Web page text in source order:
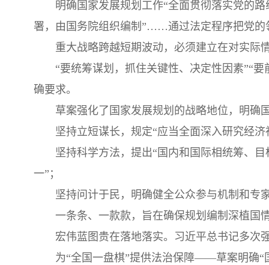
明确国家发展规划工作“全面贯彻落实党的
署，由国务院组织编制”……通过法定程序把党的
重大战略跨越短期波动，必须建立在对实际
“要统筹谋划，抓住关键性、决定性因素”“
确要求。
草案强化了国家发展规划的战略地位，明确
坚持立短谋长，规定“应当全面深入研究经
坚持科学方法，提出“国内和国际相统筹、
一”；
坚持问计于民，明确健全公众参与机制和
一条条、一款款，旨在确保规划编制深植国
宏伟蓝图贵在落地落实。习近平总书记多次
为“全国一盘棋”提供法治保障——草案明确“